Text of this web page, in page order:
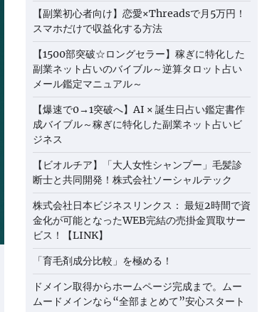
【副業初心者向け】恋愛×Threadsで月5万円！
スマホだけで収益化する方法
【1500部突破☆ロングセラー】稼ぎに特化した
副業ネット占いのバイブル～逆算タロット占い
メール鑑定マニュアル～
【爆速で0→1突破へ】AI × 誕生日占い鑑定書作
成バイブル～稼ぎに特化した副業ネット占いビ
ジネス
【ビオルチア】「大人女性シャンプー」毛髪診
断士と共同開発！株式会社ソーシャルテック
株式会社日本ビジネスリンクス： 最短2時間で資
金化が可能となったWEB完結の売掛金買取サー
ビス！【LINK】
「育毛剤成分比較」を極める！
ドメイン取得からホームページ完成まで。ムー
ムードメインなら“全部まとめて”安心スタート